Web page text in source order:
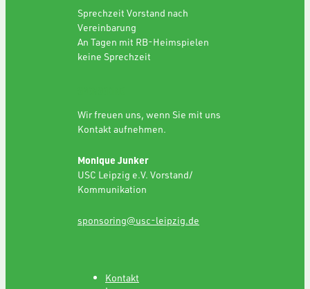
Sprechzeit Vorstand nach
Vereinbarung
An Tagen mit RB-Heimspielen
keine Sprechzeit
Wir freuen uns, wenn Sie mit uns
Kontakt aufnehmen.
Monique Junker
USC Leipzig e.V. Vorstand/
Kommunikation
sponsoring@usc-leipzig.de
Kontakt